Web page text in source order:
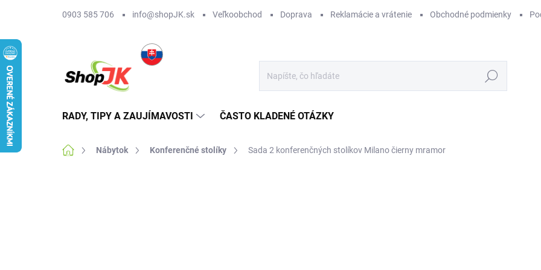
0903 585 706 info@shopJK.sk Veľkoobchod Doprava Reklamácie a vrátenie Obchodné podmienky
Hľadať
RADY, TIPY A ZAUJÍMAVOSTI ČASTO KLADENÉ OTÁZKY
DomovNábytok Konferenčné stolíky Sada 2 konferenčných stolíkov Milano čierny mramor